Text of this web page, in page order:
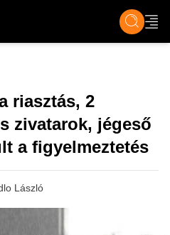
ÉLET TECH &
riasztás, 2
zivatarok, jégeső
a figyelmeztetés
László